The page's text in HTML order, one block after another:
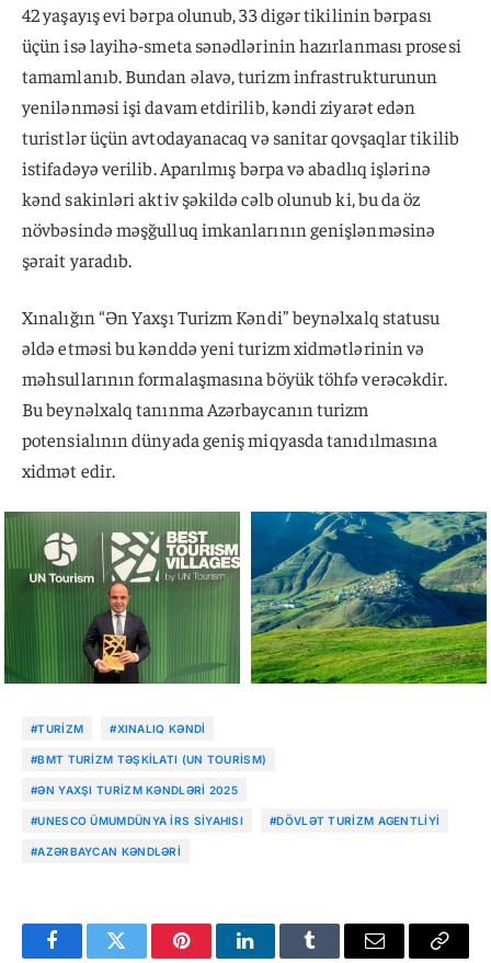
42 yaşayış evi bərpa olunub, 33 digər tikilinin bərpası
üçün isə layihə-smeta sənədlərinin hazırlanması prosesi
tamamlanıb. Bundan əlavə, turizm infrastrukturunun
yenilənməsi işi davam etdirilib, kəndi ziyarət edən
turistlər üçün avtodayanacaq və sanitar qovşaqlar tikilib
istifadəyə verilib. Aparılmış bərpa və abadlıq işlərinə
kənd sakinləri aktiv şəkildə cəlb olunub ki, bu da öz
növbəsində məşğulluq imkanlarının genişlənməsinə
şərait yaradıb.
Xınalığın “Ən Yaxşı Turizm Kəndi” beynəlxalq statusu
əldə etməsi bu kənddə yeni turizm xidmətlərinin və
məhsullarının formalaşmasına böyük töhfə verəcəkdir.
Bu beynəlxalq tanınma Azərbaycanın turizm
potensialının dünyada geniş miqyasda tanıdılmasına
xidmət edir.
#TURIZM #XINALIQ KƏNDI
#BMT TURIZM TƏŞKILATI (UN TOURISM)
#ƏN YAXŞI TURIZM KƏNDLƏRI 2025
#UNESCO ÜMUMDÜNYA İRS SIYAHISI #DÖVLƏT TURIZM AGENTLIYI
#AZƏRBAYCAN KƏNDLƏRI
FacebookTwitter PinterestLinkedInTumblr Email Copy